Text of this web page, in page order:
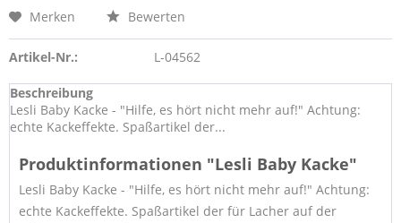
Merken Bewerten
Artikel-Nr.: L-04562
Beschreibung
Lesli Baby Kacke - "Hilfe, es hört nicht mehr auf!" Achtung:
echte Kackeffekte. Spaßartikel der...
Produktinformationen "Lesli Baby Kacke"
Lesli Baby Kacke - "Hilfe, es hört nicht mehr auf!" Achtung:
echte Kackeffekte. Spaßartikel der für Lacher auf der